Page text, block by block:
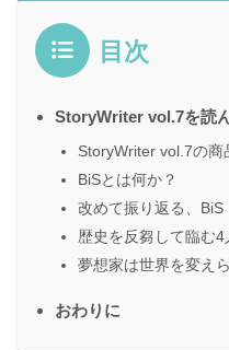
目次
StoryWriter vol.7を読
StoryWriter vol.7の商
BiSとは何か？
改めて振り返る、BiS
歴史を反芻して臨む
夢想家は世界を変え
おわりに